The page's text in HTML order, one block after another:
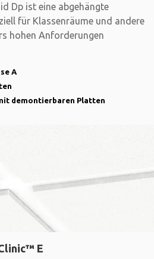
Dp ist eine abgehängte
für Klassenräume und andere
hohen Anforderungen
A
demontierbaren Platten
E